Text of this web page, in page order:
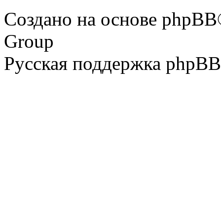
Создано на основе
Group
Русская поддержка phpBB